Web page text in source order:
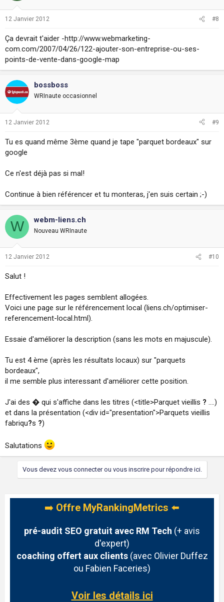
12 Janvier 2012 #8
Ça devrait t'aider -http://www.webmarketing-
com.com/2007/04/26/122-ajouter-son-entreprise-ou-ses-
points-de-vente-dans-google-map
bossboss
WRInaute occasionnel
12 Janvier 2012 #9
Tu es quand même 3ème quand je tape "parquet bordeaux" sur
google
Ce n'est déjà pas si mal!
Continue à bien référencer et tu monteras, j'en suis certain ;-)
W webm-liens.ch
Nouveau WRInaute
12 Janvier 2012 #10
Salut !
Effectivement les pages semblent allogées.
Voici une page sur le référencement local (liens.ch/optimiser-
referencement-local.html).
Essaie d'améliorer la description (sans les mots en majuscule).
Tu est 4 ème (après les résultats locaux) sur "parquets
bordeaux",
il me semble plus interessant d'améliorer cette position.
J'ai des � qui s'affiche dans les titres (<title>Parquet vieillis ? ....)
et dans la présentation (<div id="presentation">Parquets vieillis
fabriqu?s ?)
Salutations
Vous devez vous connecter ou vous inscrire pour répondre ici.
➡️ Offre MyRankingMetrics ⬅️
pré-audit SEO gratuit avec RM Tech (+ avis
d'expert)
coaching offert aux clients(avec Olivier Duffez
ou Fabien Faceries)
Voir les détails ici